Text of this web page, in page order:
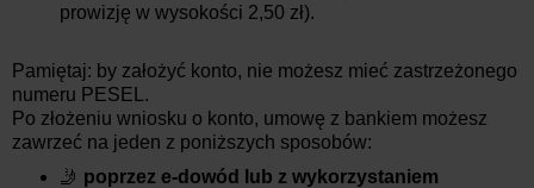
prowizję w wysokości 2,50 zł).
Pamiętaj: by założyć konto, nie możesz mieć zastrzeżonego
numeru PESEL.
Po złożeniu wniosku o konto, umowę z bankiem możesz
zawrzeć na jeden z poniższych sposobów:
🤳 poprzez e-dowód lub z wykorzystaniem